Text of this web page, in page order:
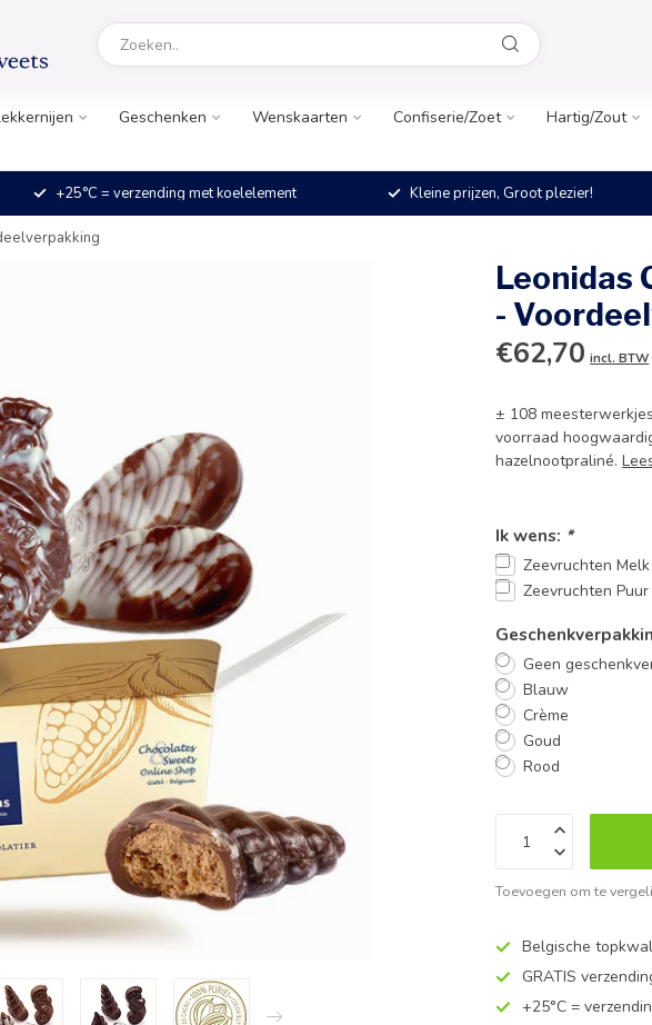
Geschenken Wenskaarten Confiserie/Zoet Hartig/Zout
+25°C = verzending met koelelement Kleine prijzen, Groot plezier!
Leonidas
-
€62,70 incl. BTW
± 108
voorraad
hazelnootpraliné.
Ik wens: *
Zeevruchten Melk
Zeevruchten Puur
Geen
Blauw
Crème
Goud
Rood
Toevoegen om te
Belgische
GRATIS
+25°C =